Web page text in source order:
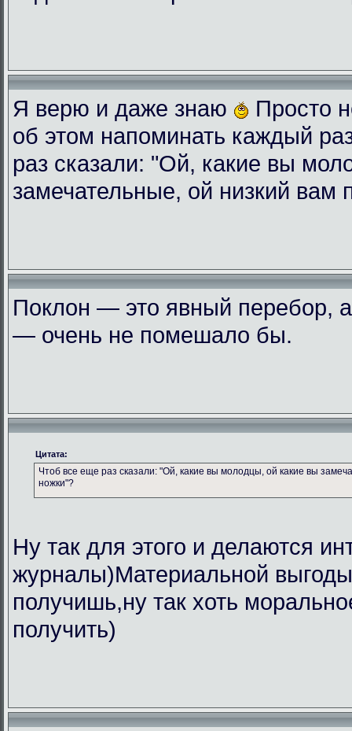
Я верю и даже знаю
Просто
об этом напоминать каждый
раз сказали: "Ой, какие вы
замечательные, ой низкий вам
Поклон — это явный перебор,
— очень не помешало бы.
Цитата:
Чтоб все еще раз сказали: "Ой, какие вы молодцы, ой какие вы
ножки"?
Ну так для этого и делаются
журналы)Материальной
получишь,ну так хоть
получить)